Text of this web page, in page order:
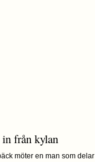
från kylan
möter en man som delar